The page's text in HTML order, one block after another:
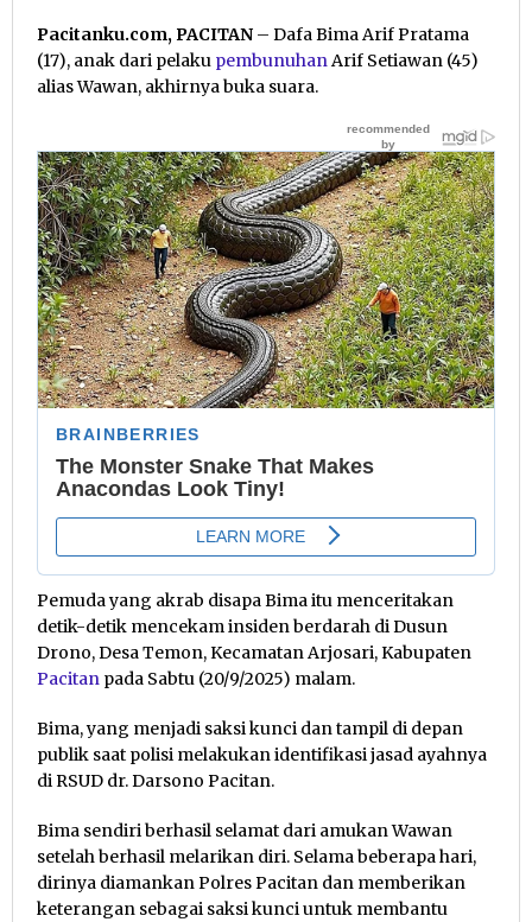
Pacitanku.com, PACITAN – Dafa Bima Arif Pratama
(17), anak dari pelaku pembunuhanArif Setiawan (45)
alias Wawan, akhirnya buka suara.
Pemuda yang akrab disapa Bima itu menceritakan
detik-detik mencekam insiden berdarah di Dusun
Drono, Desa Temon, Kecamatan Arjosari, Kabupaten
Pacitan pada Sabtu (20/9/2025) malam.
Bima, yang menjadi saksi kunci dan tampil di depan
publik saat polisi melakukan identifikasi jasad ayahnya
di RSUD dr. Darsono Pacitan.
Bima sendiri berhasil selamat dari amukan Wawan
setelah berhasil melarikan diri. Selama beberapa hari,
dirinya diamankan Polres Pacitan dan memberikan
keterangan sebagai saksi kunci untuk membantu